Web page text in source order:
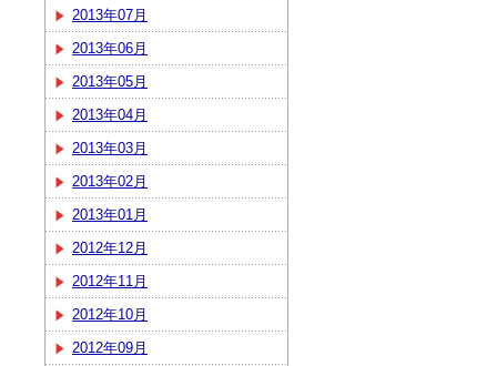
2013年07月
2013年06月
2013年05月
2013年04月
2013年03月
2013年02月
2013年01月
2012年12月
2012年11月
2012年10月
2012年09月